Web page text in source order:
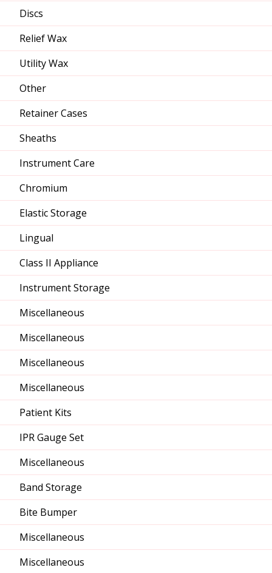
Discs
Relief Wax
Utility Wax
Other
Retainer Cases
Sheaths
Instrument Care
Chromium
Elastic Storage
Lingual
Class II Appliance
Instrument Storage
Miscellaneous
Miscellaneous
Miscellaneous
Miscellaneous
Patient Kits
IPR Gauge Set
Miscellaneous
Band Storage
Bite Bumper
Miscellaneous
Miscellaneous